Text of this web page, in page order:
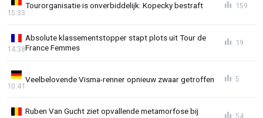
Tourorganisatie is onverbiddelijk: Kopecky bestraft
15:33
159
Absolute klassementstopper stapt plots uit Tour de
France Femmes
14:38
19
Veelbelovende Visma-renner opnieuw zwaar getroffen
10:41
5
Ruben Van Gucht ziet opvallende metamorfose bij
54